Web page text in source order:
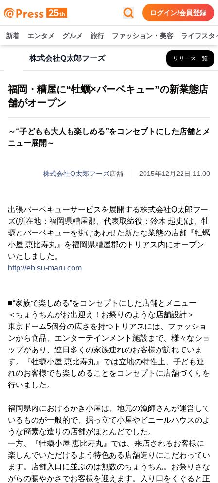
ログイン/会員登録
新着 エンタメ グルメ 旅行 ファッション・美容 ライフスタ
株式会社Q太郎フーズ リリース一覧
福岡・糟屋に“牡蠣×バーベキュー”の新業態店
舗がオープン
～“子どもも大人も楽しめる”をコンセプトにした店舗とメ
ニュー展開～
株式会社Q太郎フーズ店舗 2015年12月22日 11:00
出張バーベキューサービスを展開する株式会社Q太郎フー
ズ(所在地：福岡県糟屋郡、代表取締役：鈴木 起史)は、牡
蠣とバーベキューを掛けあわせた新たな業態の店舗『牡蠣
小屋 恵比寿丸』を福岡県糟屋郡のトリアス内にオープン
いたしました。
http://ebisu-maru.com
■“家族で楽しめる”をコンセプトにした店舗とメニュー
＜ちょうちんがお出迎え！お祭りのような店舗設計＞
東京ドーム5個分の広さを持つトリアスには、ファッショ
ンから食品、エンターテインメント施設まで、様々なショ
ップがあり、連日多くの家族連れのお客様が訪れていま
す。『牡蠣小屋 恵比寿丸』では立地の特性上、子ども連
れのお客様でも楽しめることをコンセプトに店舗づくりを
行いました。
福岡県内におけるかき小屋は、地元の漁師さんが運営して
いるものが一般的で、掘っ立て小屋やビニールハウスのよ
うな簡素な造りの店舗がほとんどでした。
一方、『牡蠣小屋 恵比寿丸』では、来店されるお客様に
楽しんでいただけるよう特色ある店舗造りにこだわってい
ます。店舗入口に並ぶのは無数のちょうちん。お祭りさな
がらの賑やかさでお客様を迎えます。入り口をくぐると正